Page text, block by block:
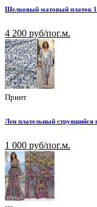
Шелковый матовый платок
4 200 руб/пог.м.
Принт
Лен плательный струящийся
1 000 руб/пог.м.